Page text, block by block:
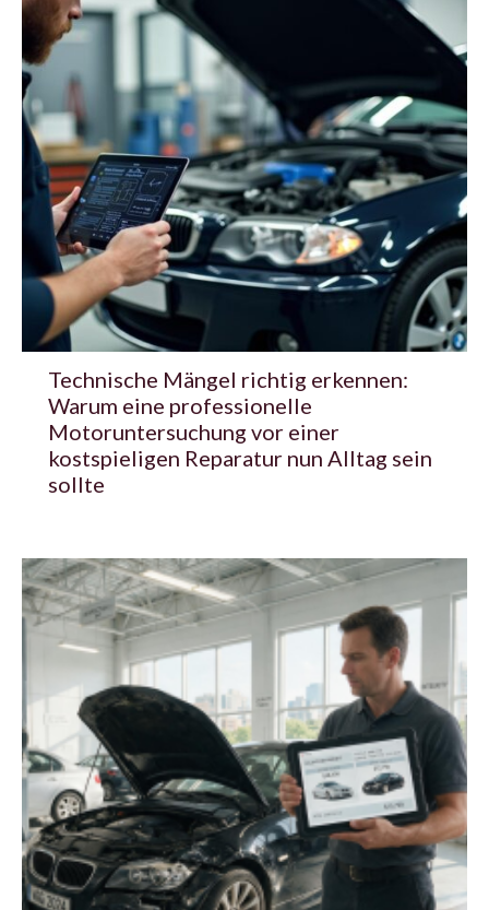
Technische Mängel richtig erkennen:
Warum eine professionelle
Motoruntersuchung vor einer
kostspieligen Reparatur nun Alltag sein
sollte